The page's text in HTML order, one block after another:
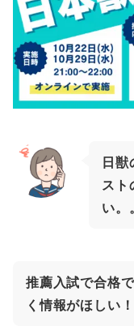
日
スト
い。。
推薦入試で合格
く情報がほしい！